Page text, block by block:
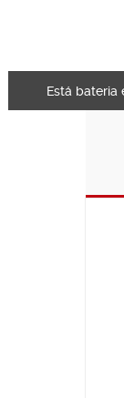
Está bateria